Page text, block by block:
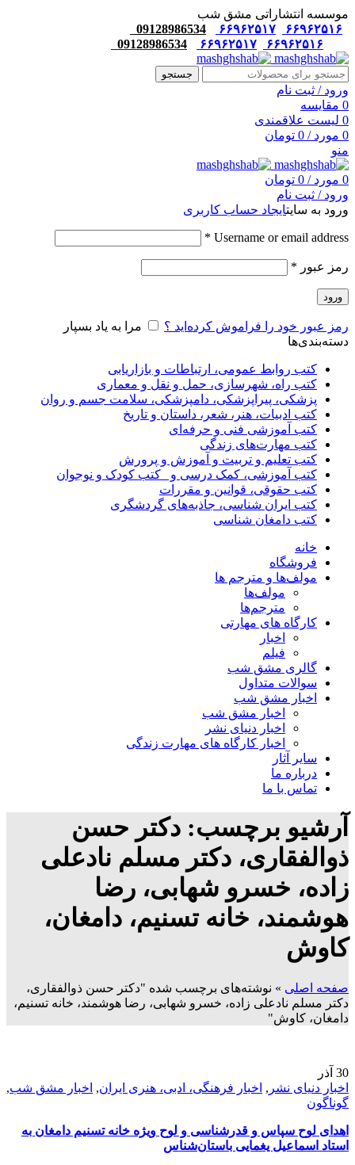
موسسه انتشاراتی مشق شب
۶۶۹۶۲۵۱۶
۶۶۹۶۲۵۱۷
09128986534
۶۶۹۶۲۵۱۶
۶۶۹۶۲۵۱۷ 09128986534
جستجو
ورود / ثبت نام
0 مقایسه
0 لیست علاقمندی
0 مورد /
0 تومان
منو
0 مورد /
0 تومان
ورود / ثبت نام
ورود به سایتایجاد حساب کاربری
Username or email address
*
رمز عبور *
ورود
رمز عبور خود را فراموش کرده‌اید ؟
مرا به یاد بسپار
دسته‌بندی‌ها
کتب روابط عمومی، ارتباطات و بازاریابی
کتب راه، شهرسازی، حمل و نقل و معماری
پزشکی، پیراپزشکی، دامپزشکی، سلامت جسم و روان
کتب ادبیات، هنر، شعر، داستان و تاریخ
کتب آموزشی فنی و حرفه‌ای
کتب مهارت‌های زندگی
کتب تعلیم و تربیت و آموزش و پرورش
کتب آموزشی، کمک درسی و _کتب کودک و نوجوان
کتب حقوقی، قوانین و مقررات
کتب ایران شناسی، جاذبه‌های گردشگری
کتب دامغان شناسی
خانه
فروشگاه
مولف‌ها و مترجم ها
مولف‌ها
مترجم‌ها
کارگاه های مهارتی
اخبار
فیلم
گالری مشق شب
سوالات متداول
اخبار مشق شب
اخبار مشق شب
اخبار دنیای نشر
اخبار کارگاه های مهارت زندگی
سایر آثار
درباره ما
تماس با ما
آرشیو برچسب: دکتر حسن
ذوالفقاری، دکتر مسلم نادعلی
زاده، خسرو شهابی، رضا
هوشمند، خانه تسنیم، دامغان،
کاوش
صفحه اصلی » نوشته‌های برچسب شده "دکتر حسن ذوالفقاری،
دکتر مسلم نادعلی زاده، خسرو شهابی، رضا هوشمند، خانه تسنیم،
دامغان، کاوش"
30 آذر
اخبار دنیای نشر , اخبار فرهنگی، ادبی، هنری ایران, اخبار مشق شب,
گوناگون
اهدای لوح سپاس و قدرشناسی و لوح ویژه خانه تسنیم دامغان به
استاد اسماعیل یغمایی باستان‌شناس